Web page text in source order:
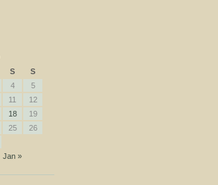
S S
Jan »
4
5
11
12
18
19
25
26